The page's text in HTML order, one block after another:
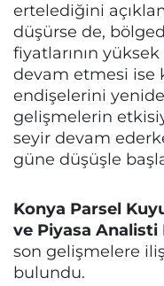
ertelediğini
düşürse de,
fiyatlarının
devam etmesi ise
endişelerini
gelişmelerin
seyir devam
güne düşüşle
Konya Parsel
ve Piyasa Analisti
son gelişmelere
bulundu.